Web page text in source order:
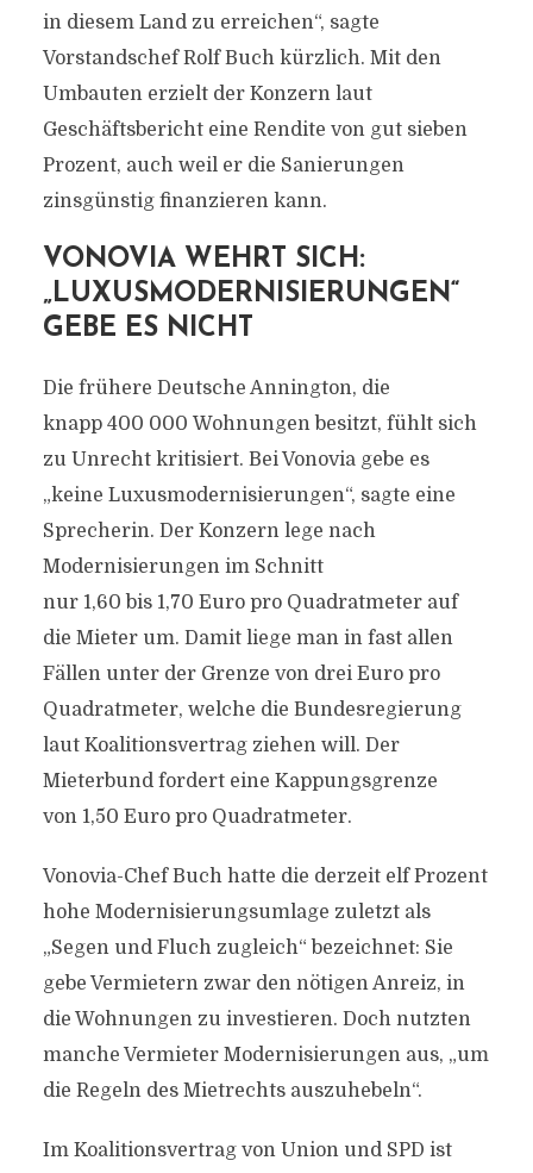
in diesem Land zu erreichen“, sagte
Vorstandschef Rolf Buch kürzlich. Mit den
Umbauten erzielt der Konzern laut
Geschäftsbericht eine Rendite von gut sieben
Prozent, auch weil er die Sanierungen
zinsgünstig finanzieren kann.
VONOVIA WEHRT SICH:
„LUXUSMODERNISIERUNGEN“
GEBE ES NICHT
Die frühere Deutsche Annington, die
knapp 400 000 Wohnungen besitzt, fühlt sich
zu Unrecht kritisiert. Bei Vonovia gebe es
„keine Luxusmodernisierungen“, sagte eine
Sprecherin. Der Konzern lege nach
Modernisierungen im Schnitt
nur 1,60 bis 1,70 Euro pro Quadratmeter auf
die Mieter um. Damit liege man in fast allen
Fällen unter der Grenze von drei Euro pro
Quadratmeter, welche die Bundesregierung
laut Koalitionsvertrag ziehen will. Der
Mieterbund fordert eine Kappungsgrenze
von 1,50 Euro pro Quadratmeter.
Vonovia-Chef Buch hatte die derzeit elf Prozent
hohe Modernisierungsumlage zuletzt als
„Segen und Fluch zugleich“ bezeichnet: Sie
gebe Vermietern zwar den nötigen Anreiz, in
die Wohnungen zu investieren. Doch nutzten
manche Vermieter Modernisierungen aus, „um
die Regeln des Mietrechts auszuhebeln“.
Im Koalitionsvertrag von Union und SPD ist